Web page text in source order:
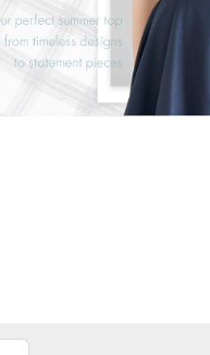
App Store